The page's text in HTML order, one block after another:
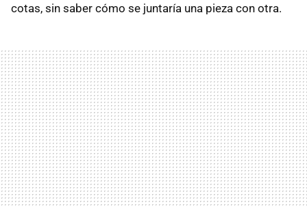
cotas, sin saber cómo se juntaría una pieza con otra.